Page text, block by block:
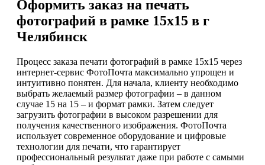
Оформить заказ на печать
фотографий в рамке 15х15 в г
Челябинск
Процесс заказа печати фотографий в рамке 15х15 через
интернет-сервис ФотоПочта максимально упрощен и
интуитивно понятен. Для начала, клиенту необходимо
выбрать желаемый размер фотографии – в данном
случае 15 на 15 – и формат рамки. Затем следует
загрузить фотографии в высоком разрешении для
получения качественного изображения. ФотоПочта
использует современное оборудование и цифровые
технологии для печати, что гарантирует
профессиональный результат даже при работе с самыми